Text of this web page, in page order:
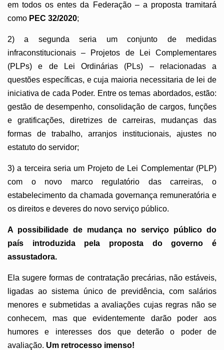
em todos os entes da Federação – a proposta tramitará
como PEC 32/2020;
2) a segunda seria um conjunto de medidas
infraconstitucionais – Projetos de Lei Complementares
(PLPs) e de Lei Ordinárias (PLs) – relacionadas a
questões específicas, e cuja maioria necessitaria de lei de
iniciativa de cada Poder. Entre os temas abordados, estão:
gestão de desempenho, consolidação de cargos, funções
e gratificações, diretrizes de carreiras, mudanças das
formas de trabalho, arranjos institucionais, ajustes no
estatuto do servidor;
3) a terceira seria um Projeto de Lei Complementar (PLP)
com o novo marco regulatório das carreiras, o
estabelecimento da chamada governança remuneratória e
os direitos e deveres do novo serviço público.
A possibilidade de mudança no serviço público do
país introduzida pela proposta do governo é
assustadora.
Ela sugere formas de contratação precárias, não estáveis,
ligadas ao sistema único de previdência, com salários
menores e submetidas a avaliações cujas regras não se
conhecem, mas que evidentemente darão poder aos
humores e interesses dos que deterão o poder de
avaliação. Um retrocesso imenso!